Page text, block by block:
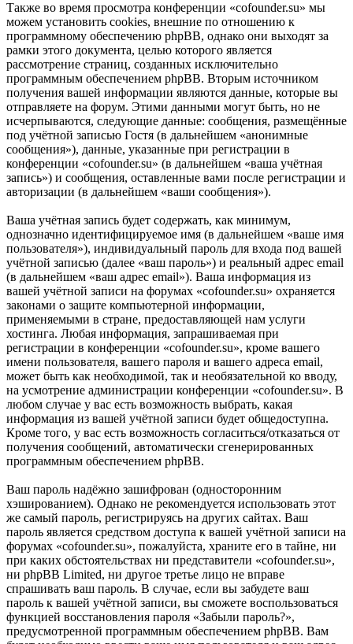
Также во время просмотра конференции «cofounder.su» мы
можем установить cookies, внешние по отношению к
программному обеспечению phpBB, однако они выходят за
рамки этого документа, целью которого является
рассмотрение страниц, созданных исключительно
программным обеспечением phpBB. Вторым источником
получения вашей информации являются данные, которые вы
отправляете на форум. Этими данными могут быть, но не
исчерпываются, следующие данные: сообщения, размещённые
под учётной записью Гостя (в дальнейшем «анонимные
сообщения»), данные, указанные при регистрации в
конференции «cofounder.su» (в дальнейшем «ваша учётная
запись») и сообщения, оставленные вами после регистрации и
авторизации (в дальнейшем «ваши сообщения»).
Ваша учётная запись будет содержать, как минимум,
однозначно идентифицируемое имя (в дальнейшем «ваше имя
пользователя»), индивидуальный пароль для входа под вашей
учётной записью (далее «ваш пароль») и реальный адрес email
(в дальнейшем «ваш адрес email»). Ваша информация из
вашей учётной записи на форумах «cofounder.su» охраняется
законами о защите компьютерной информации,
применяемыми в стране, предоставляющей нам услуги
хостинга. Любая информация, запрашиваемая при
регистрации в конференции «cofounder.su», кроме вашего
имени пользователя, вашего пароля и вашего адреса email,
может быть как необходимой, так и необязательной ко вводу,
на усмотрение администрации конференции «cofounder.su». В
любом случае у вас есть возможность выбрать, какая
информация из вашей учётной записи будет общедоступна.
Кроме того, у вас есть возможность согласиться/отказаться от
получения сообщений, автоматически сгенерированных
программным обеспечением phpBB.
Ваш пароль надёжно зашифрован (односторонним
хэшированием). Однако не рекомендуется использовать этот
же самый пароль, регистрируясь на других сайтах. Ваш
пароль является средством доступа к вашей учётной записи на
форумах «cofounder.su», пожалуйста, храните его в тайне, ни
при каких обстоятельствах ни представители «cofounder.su»,
ни phpBB Limited, ни другое третье лицо не вправе
спрашивать ваш пароль. В случае, если вы забудете ваш
пароль к вашей учётной записи, вы сможете воспользоваться
функцией восстановления пароля «Забыли пароль?»,
предусмотренной программным обеспечением phpBB. Вам